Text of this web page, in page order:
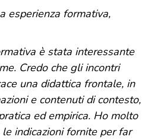
esperienza formativa,
è stata interessante
Credo che gli incontri
una didattica frontale, in
e contenuti di contesto,
ed empirica. Ho molto
indicazioni fornite per far